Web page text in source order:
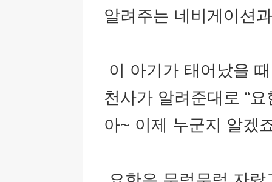
알려주는 네비게이션
이 아기가 태어났을
천사가 알려준대로 “
아~ 이제 누군지 알겠